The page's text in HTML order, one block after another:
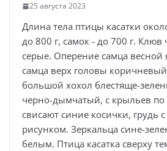
25 августа 2023
Длина тела птицы касатки
до 800 г, самок - до 700 г.
серые. Оперение самца весной
самца верх головы
большой хохол блестяще-
черно-дымчатый, с крыльев по
свисают синие косички, грудь
рисунком. Зеркальца сине-
белым. Птица касатка сверху